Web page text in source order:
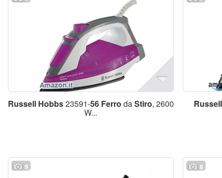
Russell Hobbs23591-56 Ferro daStiro, 2600
W...
Russell
9 8